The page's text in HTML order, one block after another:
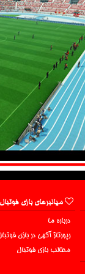
میانبرهای بازی
درباره ما
رپورتاژ آگهی در بازی
مطالب بازی فوتبال